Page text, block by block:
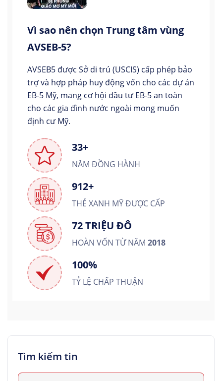
Vì sao nên chọn Trung tâm vùng
AVSEB-5?
AVSEB5 được Sở di trú (USCIS) cấp phép bảo
trợ và hợp pháp huy động vốn cho các dự án
EB-5 Mỹ, mang cơ hội đầu tư EB-5 an toàn
cho các gia đình nước ngoài mong muốn
định cư Mỹ.
33+
NĂM ĐỒNG HÀNH
912+
THẺ XANH MỸ ĐƯỢC CẤP
72 TRIỆU ĐÔ
HOÀN VỐN TỪ NĂM 2018
100%
TỶ LỆ CHẤP THUẬN
Tìm kiếm tin